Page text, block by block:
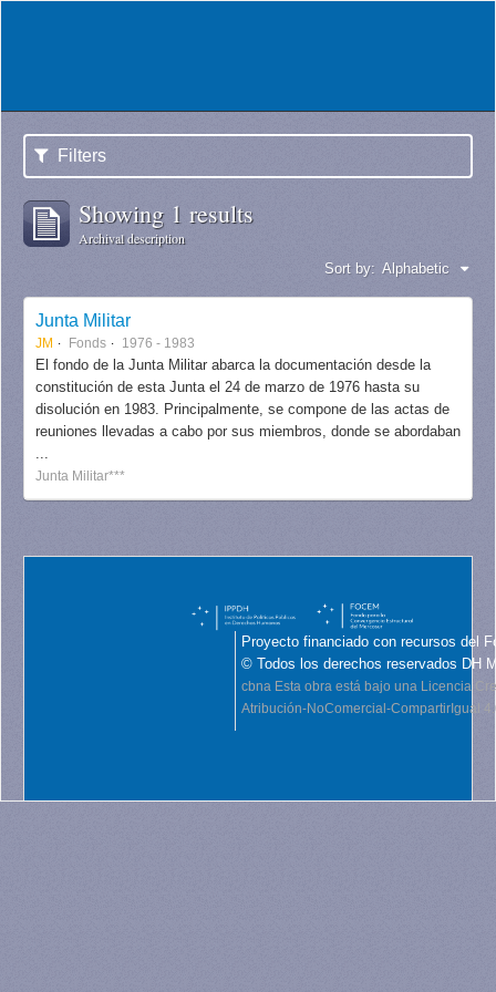
Filters
Showing 1 results
Archival description
Sort by: Alphabetic
Junta Militar
JM Fonds 1976 - 1983
El fondo de la Junta Militar abarca la documentación desde la
constitución de esta Junta el 24 de marzo de 1976 hasta su
disolución en 1983. Principalmente, se compone de las actas de
reuniones llevadas a cabo por sus miembros, donde se abordaban
...
Junta Militar***
Proyecto financiado con recursos del
© Todos los derechos reservados DH
cbna Esta obra está bajo una Licencia
Atribución-NoComercial-CompartirIgual